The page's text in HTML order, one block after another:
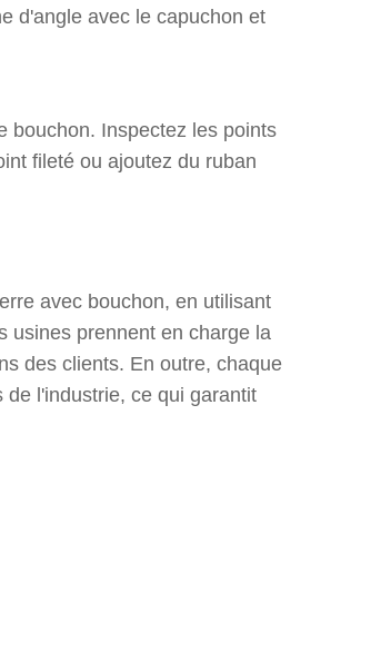
d'angle avec le capuchon et
bouchon. Inspectez les points
fileté ou ajoutez du ruban
avec bouchon, en utilisant
usines prennent en charge la
des clients. En outre, chaque
l'industrie, ce qui garantit